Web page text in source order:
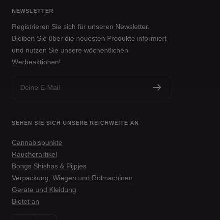
NEWSLETTER
Registrieren Sie sich für unseren Newsletter.
Bleiben Sie über die neuesten Produkte informiert
und nutzen Sie unsere wöchentlichen
Werbeaktionen!
Deine E-Mail
SEHEN SIE SICH UNSERE REICHWEITE AN
Cannabispunkte
Raucherartikel
Bongs Shishas & Pijpjes
Verpackung, Wiegen und Rolmachinen
Geräte und Kleidung
Bietet an